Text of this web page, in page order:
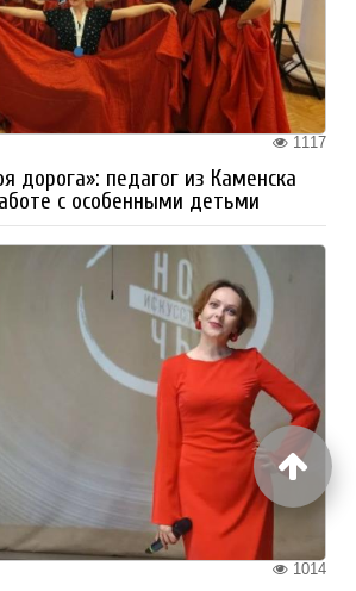
1117
дорога»: педагог из Каменска
с особенными детьми
1014